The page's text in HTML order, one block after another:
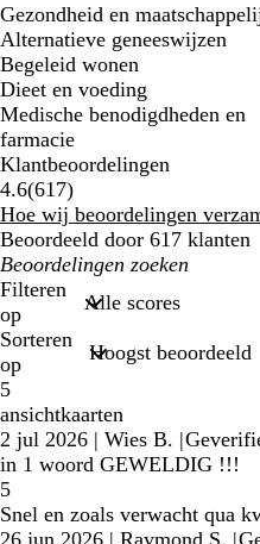
Gezondheid en
Alternatieve geneeswijzen
Begeleid wonen
Dieet en voeding
Medische benodigdheden en
farmacie
Klantbeoordelingen
4.6(617617
klantbeoordelingen
)
Hoe wij beoordelingen
Beoordeeld door 617 klanten
Mijn
zoekopdrachten
Filteren
op
Sorteren
op
5
ansichtkaarten
2 jul 2026 | Wies B. |
in 1 woord GEWELDIG !!!
5
Snel en zoals verwacht qua
26 jun 2026 | Raymond S. |